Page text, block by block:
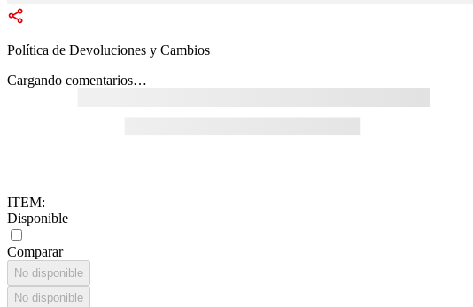
Política de Devoluciones y Cambios
Cargando comentarios…
ITEM:
Disponible
Comparar
No disponible
No disponible